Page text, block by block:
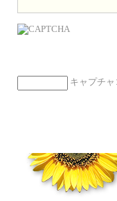
キャプチャ